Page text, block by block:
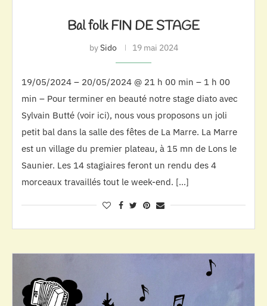
Bal folk FIN DE STAGE
bySido 19 mai 2024
19/05/2024 – 20/05/2024 @ 21 h 00 min – 1 h 00
min – Pour terminer en beauté notre stage diato avec
Sylvain Butté (voir ici), nous vous proposons un joli
petit bal dans la salle des fêtes de La Marre. La Marre
est un village du premier plateau, à 15 mn de Lons le
Saunier. Les 14 stagiaires feront un rendu des 4
morceaux travaillés tout le week-end. […]